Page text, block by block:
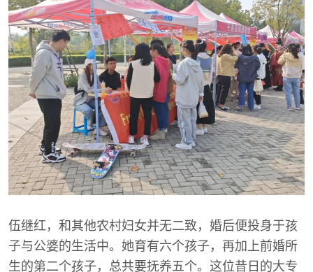
伍继红，和其他农村妇女并无二致，婚后便投身于孩
子与公婆的生活中。她育有六个孩子，再加上前婚所
生的第二个孩子，总共要抚养五个。这位昔日的大专